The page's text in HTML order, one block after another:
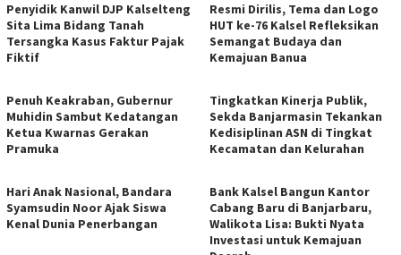
Penyidik Kanwil DJP Kalselteng
Sita Lima Bidang Tanah
Tersangka Kasus Faktur Pajak
Fiktif
Resmi Dirilis, Tema dan Logo
HUT ke-76 Kalsel Refleksikan
Semangat Budaya dan
Kemajuan Banua
Penuh Keakraban, Gubernur
Muhidin Sambut Kedatangan
Ketua Kwarnas Gerakan
Pramuka
Tingkatkan Kinerja Publik,
Sekda Banjarmasin Tekankan
Kedisiplinan ASN di Tingkat
Kecamatan dan Kelurahan
Hari Anak Nasional, Bandara
Syamsudin Noor Ajak Siswa
Kenal Dunia Penerbangan
Bank Kalsel Bangun Kantor
Cabang Baru di Banjarbaru,
Walikota Lisa: Bukti Nyata
Investasi untuk Kemajuan